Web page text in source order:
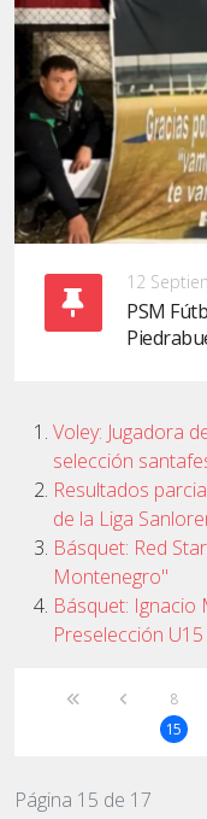
12
PSM
Voley: Jugadora
selección
Resultados
de la Liga
Básquet: Red
Montenegro"
Básquet:
Preselección
8
15
Página 15 de 17